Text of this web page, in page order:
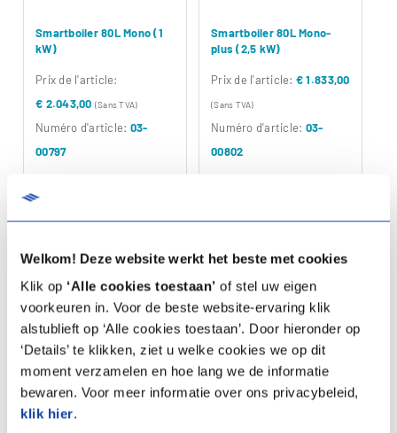
Welkom! Deze website werkt het beste met cookies
Klik op ‘Alle cookies toestaan’ of stel uw eigen
voorkeuren in. Voor de beste website-ervaring klik
alstublieft op ‘Alle cookies toestaan’. Door hieronder op
‘Details’ te klikken, ziet u welke cookies we op dit
moment verzamelen en hoe lang we de informatie
bewaren. Voor meer informatie over ons privacybeleid,
klik hier.
Comparer
Smartboiler 80L Mono (1
kW)
Prix ​​de l'article:
€ 2.043,00 (Sans TVA)
Numéro d'article: 03-
00797
Comparer
Smartboiler 80L Mono-
plus (2,5 kW)
Prix ​​de l'article: € 1.833,00
(Sans TVA)
Numéro d'article: 03-
00802